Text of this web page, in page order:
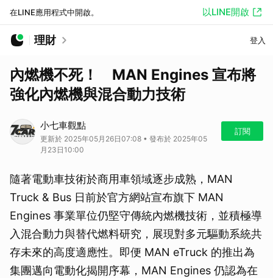
在LINE應用程式中開啟。 以LINE開啟
理財 登入
內燃機不死！ MAN Engines 宣布將
強化內燃機與混合動力技術
小七車觀點
更新於 2025年05月26日07:08 • 發布於 2025年05
月23日10:00
訂閱
隨著電動車技術於商用車領域逐步成熟，MAN
Truck & Bus 日前於官方網站宣布旗下 MAN
Engines 事業單位仍堅守傳統內燃機技術，並積極導
入混合動力與替代燃料研究，展現對多元驅動系統共
存未來的高度適應性。即便 MAN eTruck 的推出為
集團邁向電動化揭開序幕，MAN Engines 仍認為在